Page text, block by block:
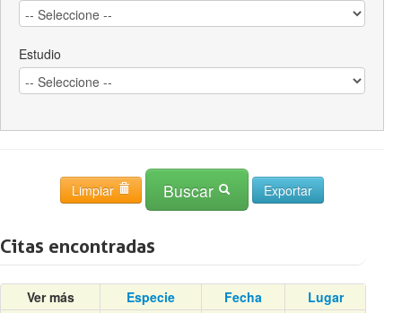
Estudio
Limpiar Buscar
Citas encontradas
Ver más Especie Fecha
Lugar